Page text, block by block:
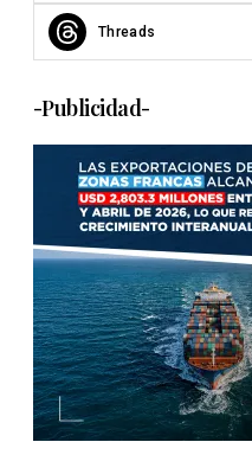
Threads
-Publicidad-